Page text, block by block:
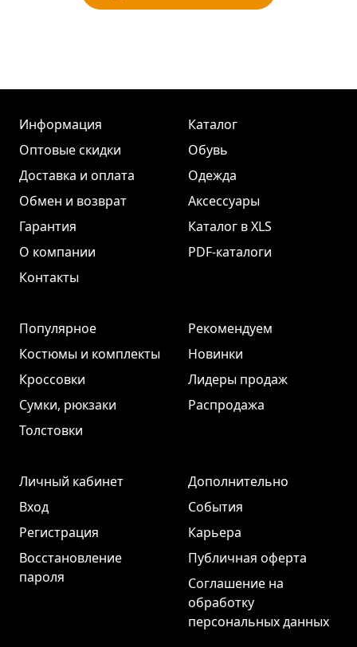
Информация
Оптовые скидки
Доставка и оплата
Обмен и возврат
Гарантия
О компании
Контакты
Каталог
Обувь
Одежда
Аксессуары
Каталог в XLS
PDF-каталоги
Популярное
Костюмы и комплекты
Кроссовки
Сумки, рюкзаки
Толстовки
Рекомендуем
Новинки
Лидеры продаж
Распродажа
Личный кабинет
Вход
Регистрация
Восстановление
пароля
Дополнительно
События
Карьера
Публичная оферта
Соглашение на
обработку
персональных данных